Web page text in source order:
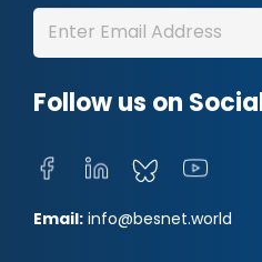
Follow us on
Email: info@besnet.world